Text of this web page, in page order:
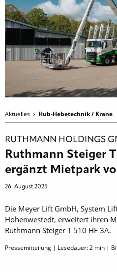
Aktuelles Hub-Hebetechnik / Krane
RUTHMANN HOLDINGS
Ruthmann Steiger T
ergänzt Mietpark
26. August 2025
Die Meyer Lift GmbH, System
Hohenwestedt, erweitert ihren
Ruthmann Steiger T 510 HF 3A.
Pressemitteilung | Lesedauer:2 min |